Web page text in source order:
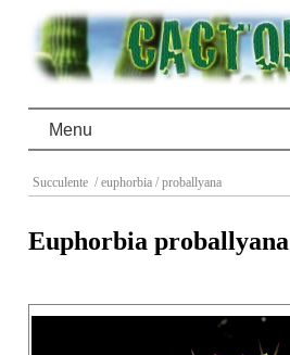
Menu
Succulente / euphorbia / proballyana
Euphorbia proballyana